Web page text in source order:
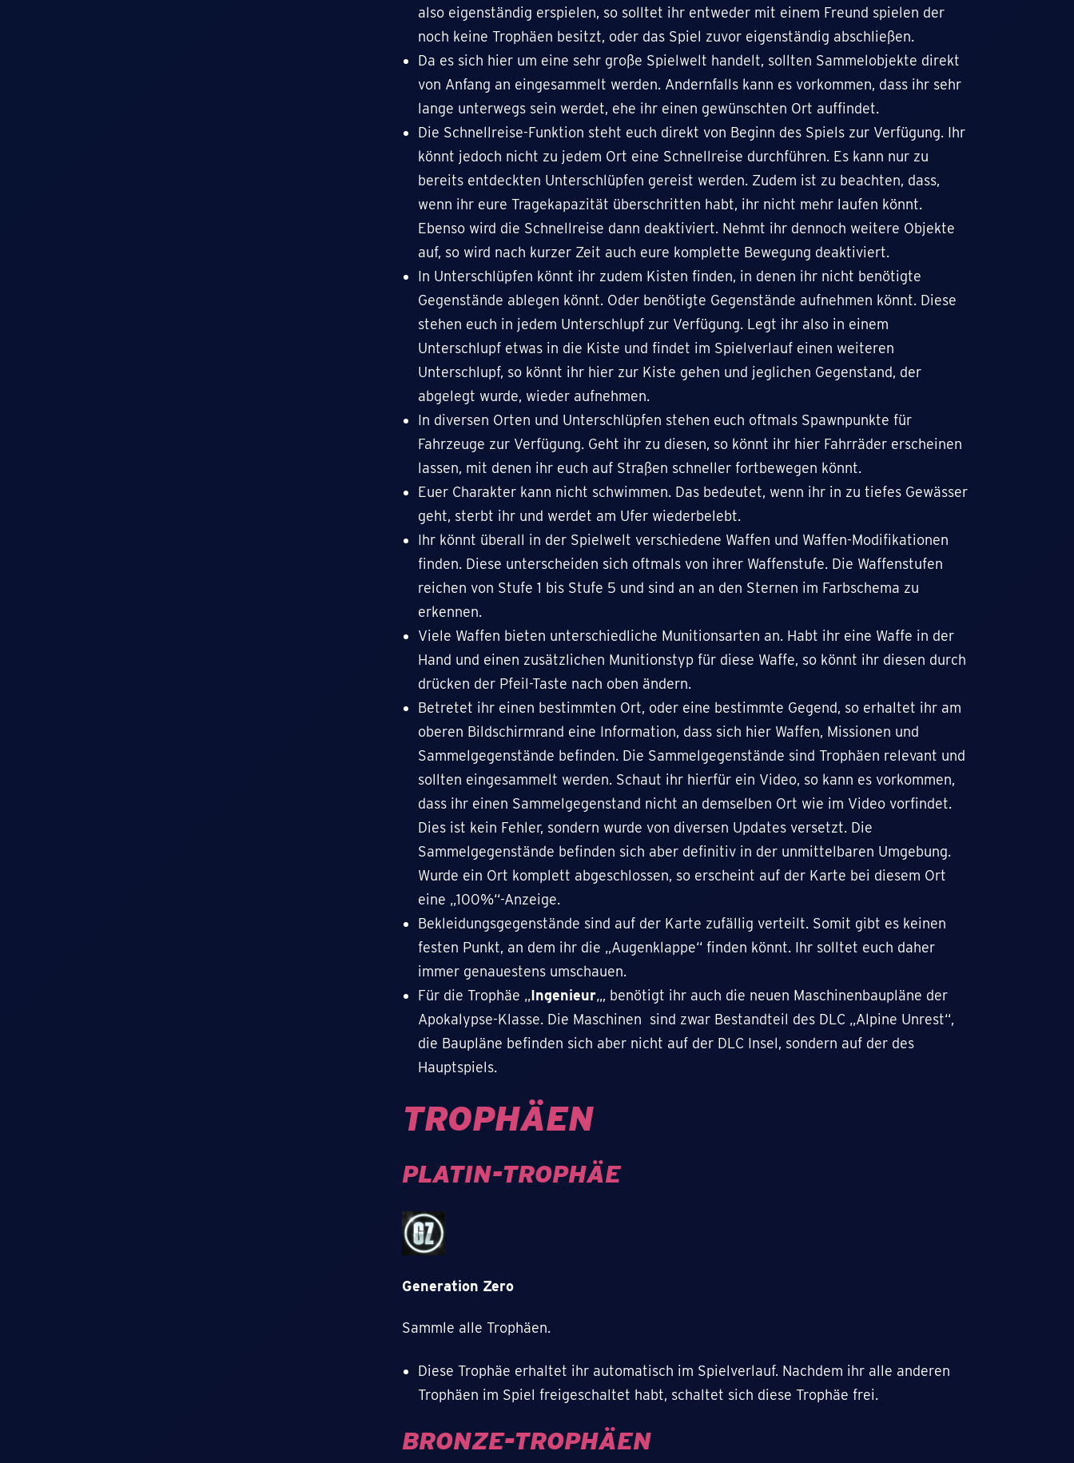
also eigenständig erspielen, so solltet ihr entweder mit einem Freund spielen der
noch keine Trophäen besitzt, oder das Spiel zuvor eigenständig abschließen.
Da es sich hier um eine sehr große Spielwelt handelt, sollten Sammelobjekte direkt
von Anfang an eingesammelt werden. Andernfalls kann es vorkommen, dass ihr sehr
lange unterwegs sein werdet, ehe ihr einen gewünschten Ort auffindet.
Die Schnellreise-Funktion steht euch direkt von Beginn des Spiels zur Verfügung. Ihr
könnt jedoch nicht zu jedem Ort eine Schnellreise durchführen. Es kann nur zu
bereits entdeckten Unterschlüpfen gereist werden. Zudem ist zu beachten, dass,
wenn ihr eure Tragekapazität überschritten habt, ihr nicht mehr laufen könnt.
Ebenso wird die Schnellreise dann deaktiviert. Nehmt ihr dennoch weitere Objekte
auf, so wird nach kurzer Zeit auch eure komplette Bewegung deaktiviert.
In Unterschlüpfen könnt ihr zudem Kisten finden, in denen ihr nicht benötigte
Gegenstände ablegen könnt. Oder benötigte Gegenstände aufnehmen könnt. Diese
stehen euch in jedem Unterschlupf zur Verfügung. Legt ihr also in einem
Unterschlupf etwas in die Kiste und findet im Spielverlauf einen weiteren
Unterschlupf, so könnt ihr hier zur Kiste gehen und jeglichen Gegenstand, der
abgelegt wurde, wieder aufnehmen.
In diversen Orten und Unterschlüpfen stehen euch oftmals Spawnpunkte für
Fahrzeuge zur Verfügung. Geht ihr zu diesen, so könnt ihr hier Fahrräder erscheinen
lassen, mit denen ihr euch auf Straßen schneller fortbewegen könnt.
Euer Charakter kann nicht schwimmen. Das bedeutet, wenn ihr in zu tiefes Gewässer
geht, sterbt ihr und werdet am Ufer wiederbelebt.
Ihr könnt überall in der Spielwelt verschiedene Waffen und Waffen-Modifikationen
finden. Diese unterscheiden sich oftmals von ihrer Waffenstufe. Die Waffenstufen
reichen von Stufe 1 bis Stufe 5 und sind an an den Sternen im Farbschema zu
erkennen.
Viele Waffen bieten unterschiedliche Munitionsarten an. Habt ihr eine Waffe in der
Hand und einen zusätzlichen Munitionstyp für diese Waffe, so könnt ihr diesen durch
drücken der Pfeil-Taste nach oben ändern.
Betretet ihr einen bestimmten Ort, oder eine bestimmte Gegend, so erhaltet ihr am
oberen Bildschirmrand eine Information, dass sich hier Waffen, Missionen und
Sammelgegenstände befinden. Die Sammelgegenstände sind Trophäen relevant und
sollten eingesammelt werden. Schaut ihr hierfür ein Video, so kann es vorkommen,
dass ihr einen Sammelgegenstand nicht an demselben Ort wie im Video vorfindet.
Dies ist kein Fehler, sondern wurde von diversen Updates versetzt. Die
Sammelgegenstände befinden sich aber definitiv in der unmittelbaren Umgebung.
Wurde ein Ort komplett abgeschlossen, so erscheint auf der Karte bei diesem Ort
eine „100%“-Anzeige.
Bekleidungsgegenstände sind auf der Karte zufällig verteilt. Somit gibt es keinen
festen Punkt, an dem ihr die „Augenklappe“ finden könnt. Ihr solltet euch daher
immer genauestens umschauen.
Für die Trophäe „Ingenieur„, benötigt ihr auch die neuen Maschinenbaupläne der
Apokalypse-Klasse. Die Maschinen sind zwar Bestandteil des DLC „Alpine Unrest“,
die Baupläne befinden sich aber nicht auf der DLC Insel, sondern auf der des
Hauptspiels.
TROPHÄEN
PLATIN-TROPHÄE
Generation Zero
Sammle alle Trophäen.
Diese Trophäe erhaltet ihr automatisch im Spielverlauf. Nachdem ihr alle anderen
Trophäen im Spiel freigeschaltet habt, schaltet sich diese Trophäe frei.
BRONZE-TROPHÄEN